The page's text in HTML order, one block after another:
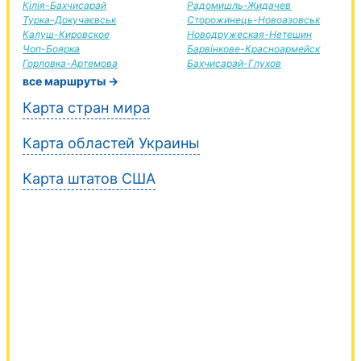
Кілія-Бахчисарай
Турка-Докучаєвськ
Калуш-Кировское
Чоп-Боярка
Горловка-Артемова
Радомишль-Жидачев
Сторожинець-Новоазовськ
Новодружеская-Нетешин
Барвінкове-Красноармейск
Бахчисарай-Глухов
все маршруты →
Карта стран мира
Карта областей Украины
Карта штатов США